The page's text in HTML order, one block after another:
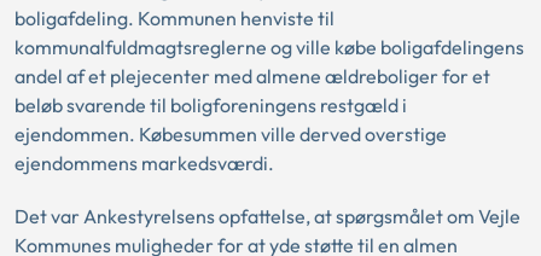
boligafdeling. Kommunen henviste til
kommunalfuldmagtsreglerne og ville købe boligafdelingens
andel af et plejecenter med almene ældreboliger for et
beløb svarende til boligforeningens restgæld i
ejendommen. Købesummen ville derved overstige
ejendommens markedsværdi.
Det var Ankestyrelsens opfattelse, at spørgsmålet om Vejle
Kommunes muligheder for at yde støtte til en almen